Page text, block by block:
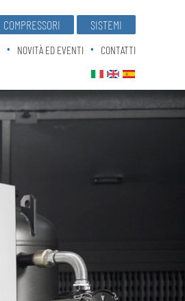
COMPRESSORI SISTEMI
NOVITÀ ED EVENTI CONTATTI